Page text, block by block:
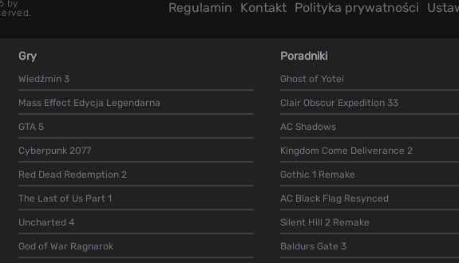
by
Regulamin Kontakt Polityka prywatności
Gry
Wiedźmin 3
Mass Effect Edycja Legendarna
GTA 5
Cyberpunk 2077
Red Dead Redemption 2
The Last of Us Part 1
Uncharted 4
God of War Ragnarok
Poradniki
Ghost of Yotei
Clair Obscur Expedition 33
AC Shadows
Kingdom Come Deliverance 2
Gothic 1 Remake
AC Black Flag Resynced
Silent Hill 2 Remake
Baldurs Gate 3